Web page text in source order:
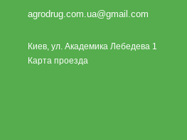
agrodrug.com.ua@gmail.com
Киев, ул. Академика Лебедева 1
Карта проезда